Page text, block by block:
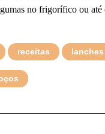
no frigorífico ou até
receitas lanches